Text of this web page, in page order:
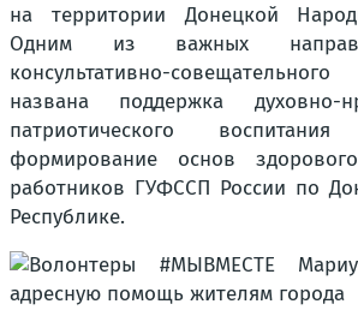
на территории Донецкой
Одним из важных
консультативно-
названа поддержка духовно-
патриотического
формирование основ
работников ГУФССП России по
Республике.